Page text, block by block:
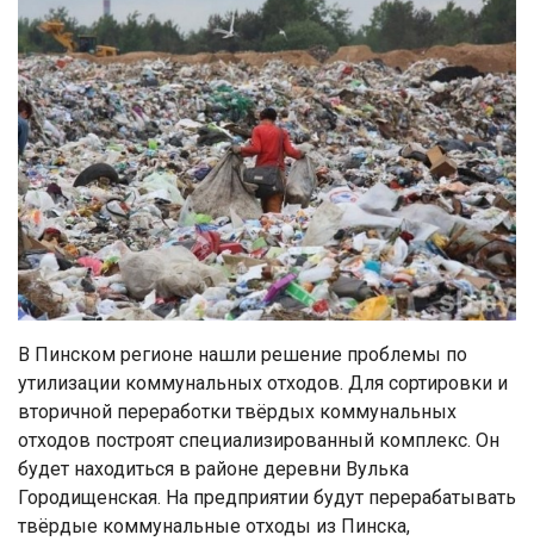
В Пинском регионе нашли решение проблемы по
утилизации коммунальных отходов. Для сортировки и
вторичной переработки твёрдых коммунальных
отходов построят специализированный комплекс. Он
будет находиться в районе деревни Вулька
Городищенская. На предприятии будут перерабатывать
твёрдые коммунальные отходы из Пинска,